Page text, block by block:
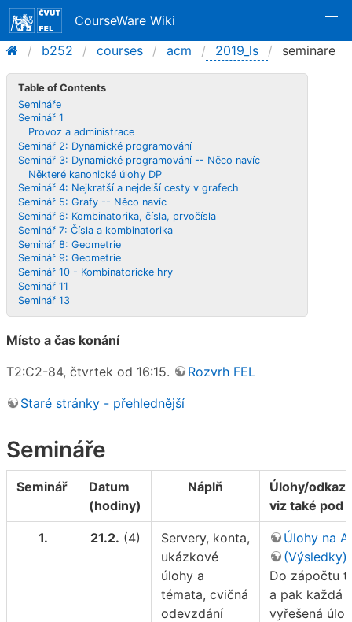
CourseWare Wiki
b252
courses acm 2019_ls seminare
Table of Contents
Semináře
Seminář 1
Provoz a administrace
Seminář 2: Dynamické programování
Seminář 3: Dynamické programování -- Něco navíc
Některé kanonické úlohy DP
Seminář 4: Nejkratší a nejdelší cesty v grafech
Seminář 5: Grafy -- Něco navíc
Seminář 6: Kombinatorika, čísla, prvočísla
Seminář 7: Čísla a kombinatorika
Seminář 8: Geometrie
Seminář 9: Geometrie
Seminář 10 - Kombinatoricke hry
Seminář 11
Seminář 13
Místo a čas konání
T2:C2-84, čtvrtek od 16:15.
Rozvrh FEL
Staré stránky - přehlednější
Semináře
Seminář
Datum
(hodiny)
Náplň
Úlohy/
viz také pod
1. 21.2. (4)
Servery, konta,
ukázkové
úlohy a
témata, cvičná
odevzdání
Úlohy na
(Výsledky)
Do zápočtu
a pak každá
vyřešená